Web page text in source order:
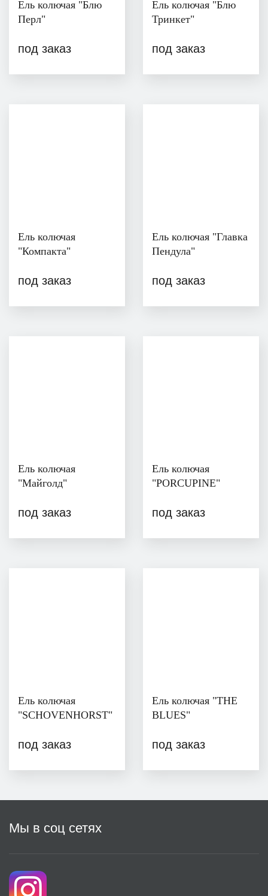
Ель колючая "Блю
Перл"
под заказ
Ель колючая "Блю
Тринкет"
под заказ
Ель колючая
"Компакта"
под заказ
Ель колючая "Главка
Пендула"
под заказ
Ель колючая
"Майголд"
под заказ
Ель колючая
"PORCUPINE"
под заказ
Ель колючая
"SCHOVENHORST"
под заказ
Ель колючая "THE
BLUES"
под заказ
Мы в соц сетях